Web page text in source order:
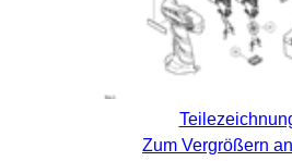
Zum Vergrößern